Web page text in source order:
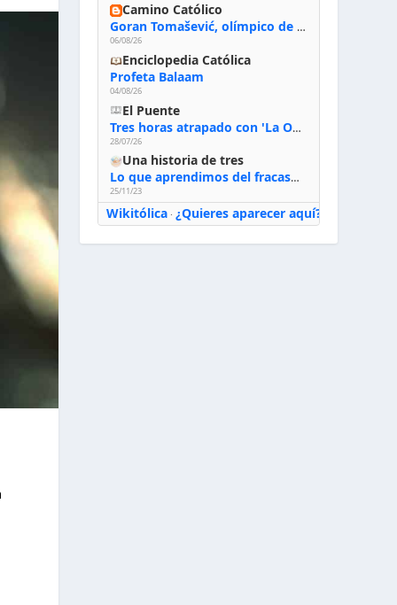
Camino Católico
Goran Tomašević, olímpico de waterpolo: «Al terminar el Camino de Santiago entregué mi vida a Cristo; hablé con Dios y le dije: ‘Estoy listo; estoy a tu servicio. Puedo llevar lo que sea necesario para ti’»
06/08/26
Enciclopedia Católica
Profeta Balaam
04/08/26
El Puente
Tres horas atrapado con 'La Odisea' de Nolan
28/07/26
Una historia de tres
Lo que aprendimos del fracaso al emprender
25/11/23
Wikitólica· ¿Quieres aparecer aquí?